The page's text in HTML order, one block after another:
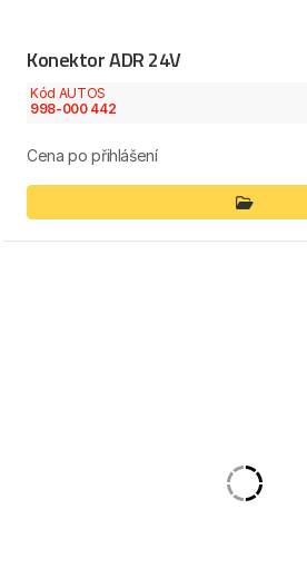
Konektor ADR 24V
Kód AUTOS
998-000 442
Cena po přihlášení